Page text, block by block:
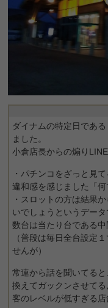
ダイナムの特定日であ
ました。
小倉店長からの煽り
・パチンコをざっと見
違和感を感じました「何
・スロットの方は結果
いでしょうというデータ
数台は当たり台である
（普段は毎日全台設定
せんが）
常連から話を聞いてる
換えてガックンさせてる
客のレベルが低すぎる店